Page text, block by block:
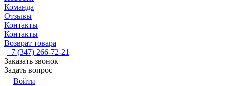
Команда
Отзывы
Контакты
Контакты
Возврат товара
+7 (347) 266-72-21
Заказать звонок
Задать вопрос
Войти